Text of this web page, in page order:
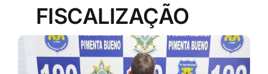
FISCALIZAÇÃO